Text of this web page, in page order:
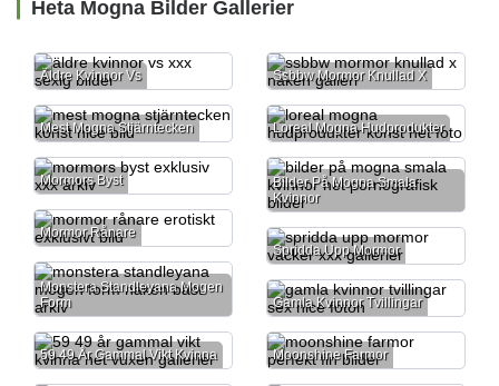
Heta Mogna Bilder Gallerier
Äldre Kvinnor Vs Ssbbw Mormor Knullad X
Mest Mogna Stjärntecken Loreal Mogna Hudprodukter
Mormors Byst
Bilder På Mogna Smala
Kvinnor
Mormor Rånare
Spridda Upp Mormor
Monstera Standleyana Mogen
Form
Gamla Kvinnor Tvillingar
59 49 År Gammal Vikt Kvinna Moonshine Farmor